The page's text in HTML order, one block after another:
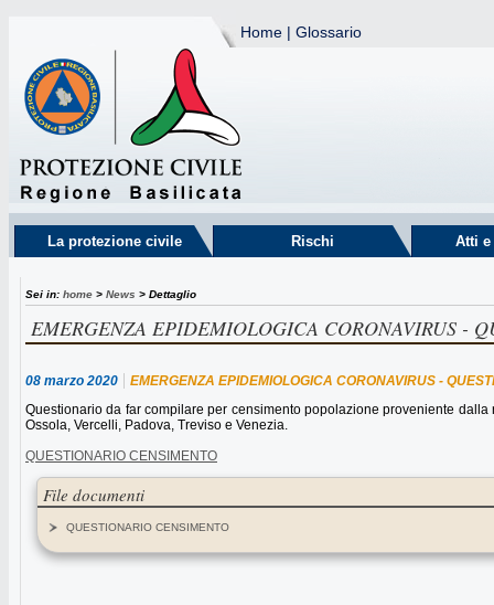
Home | Glossario
La protezione civile Rischi Atti
Sei in: home > News > Dettaglio
EMERGENZA EPIDEMIOLOGICA CORONAVIRUS -
08 marzo 2020
EMERGENZA EPIDEMIOLOGICA CORONAVIRUS -
Questionario da far compilare per censimento popolazione proveniente
Ossola, Vercelli, Padova, Treviso e Venezia.
QUESTIONARIO CENSIMENTO
File documenti
QUESTIONARIO CENSIMENTO